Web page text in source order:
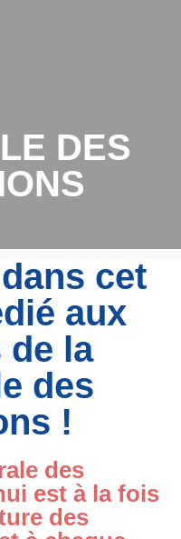
DES
cet
aux
de la
des
!
des
est à la fois
des